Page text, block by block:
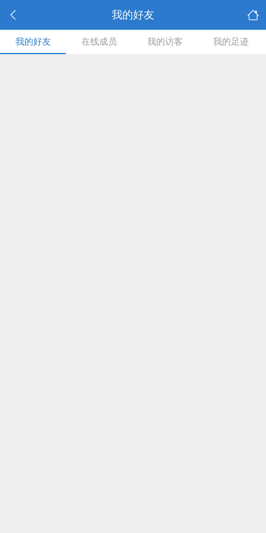
我的好友
我的好友 在线成员 我的访客 我的足迹